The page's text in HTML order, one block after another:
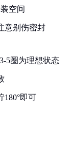
空间
意别伤密封
5圈为理想状态
180°即可